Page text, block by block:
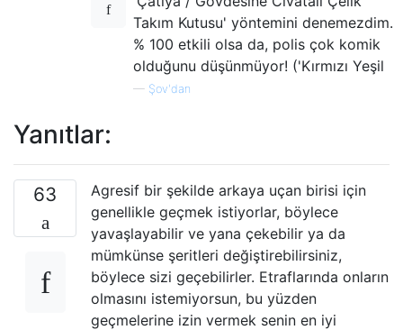
Takım Kutusu' yöntemini denemezdim.
% 100 etkili olsa da, polis çok komik
olduğunu düşünmüyor! ('Kırmızı Yeşil
— Şov'dan
Yanıtlar:
63
Agresif bir şekilde arkaya uçan birisi için
genellikle geçmek istiyorlar, böylece
yavaşlayabilir ve yana çekebilir ya da
mümkünse şeritleri değiştirebilirsiniz,
böylece sizi geçebilirler. Etraflarında onların
olmasını istemiyorsun, bu yüzden
geçmelerine izin vermek senin en iyi